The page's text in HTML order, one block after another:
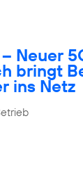
Neuer
bringt
ins Netz